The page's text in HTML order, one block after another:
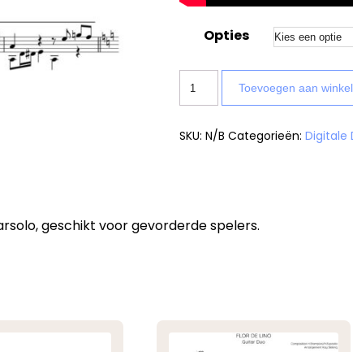
Opties
Toevoegen aan
SKU: N/B Categorieën: Digitale
geschikt voor gevorderde spelers.